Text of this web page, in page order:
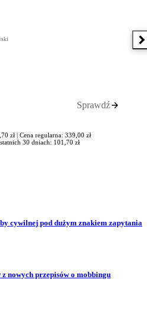
Sprawdź
zł | Cena regularna: 339,00 zł
30 dniach: 101,70 zł
cywilnej pod dużym znakiem zapytania
nowych przepisów o mobbingu